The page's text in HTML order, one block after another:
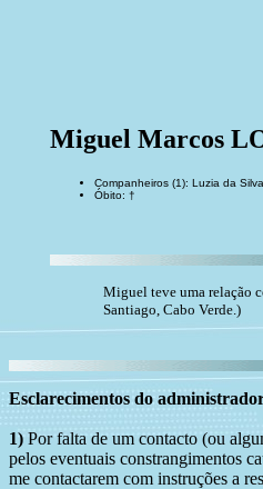
Miguel Marcos
Companheiros (1): Luzia da
Óbito: †
Miguel teve uma relação
Santiago, Cabo Verde.)
Esclarecimentos do
1) Por falta de um contacto (ou
pelos eventuais constrangimentos
me contactarem com instruções a